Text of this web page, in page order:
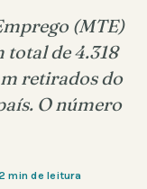
(MTE)
de 4.318
retirados do
O número
min de leitura